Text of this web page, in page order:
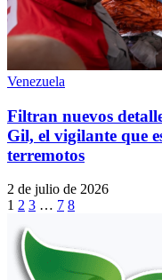
Venezuela
Filtran nuevos
Gil, el vigilante que
terremotos
2 de julio de 2026
1 2 3 … 7 8